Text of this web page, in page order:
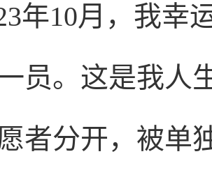
年10月，我幸
员。这是我人
者分开，被单